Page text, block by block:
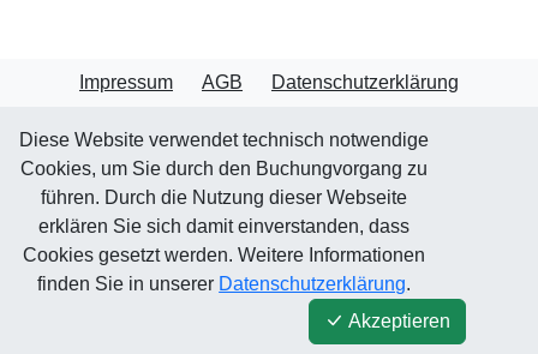
Impressum AGB Datenschutzerklärung
Diese Website verwendet technisch notwendige
Cookies, um Sie durch den Buchungvorgang zu
führen. Durch die Nutzung dieser Webseite
erklären Sie sich damit einverstanden, dass
Cookies gesetzt werden. Weitere Informationen
finden Sie in unserer Datenschutzerklärung.
Akzeptieren